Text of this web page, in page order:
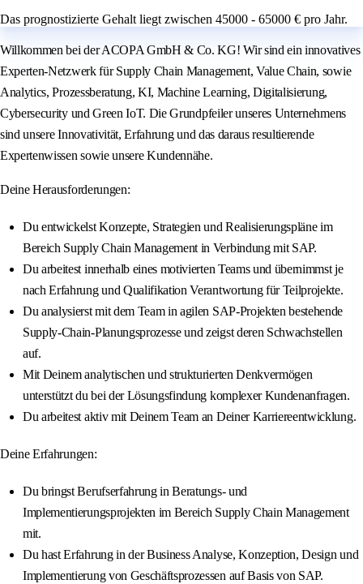
Das prognostizierte Gehalt liegt zwischen 45000 - 65000 € pro Jahr.
Willkommen bei der ACOPA GmbH & Co. KG! Wir sind ein innovatives
Experten-Netzwerk für Supply Chain Management, Value Chain, sowie
Analytics, Prozessberatung, KI, Machine Learning, Digitalisierung,
Cybersecurity und Green IoT. Die Grundpfeiler unseres Unternehmens
sind unsere Innovativität, Erfahrung und das daraus resultierende
Expertenwissen sowie unsere Kundennähe.
Deine Herausforderungen:
Du entwickelst Konzepte, Strategien und Realisierungspläne im
Bereich Supply Chain Management in Verbindung mit SAP.
Du arbeitest innerhalb eines motivierten Teams und übernimmst je
nach Erfahrung und Qualifikation Verantwortung für Teilprojekte.
Du analysierst mit dem Team in agilen SAP-Projekten bestehende
Supply-Chain-Planungsprozesse und zeigst deren Schwachstellen
auf.
Mit Deinem analytischen und strukturierten Denkvermögen
unterstützt du bei der Lösungsfindung komplexer Kundenanfragen.
Du arbeitest aktiv mit Deinem Team an Deiner Karriereentwicklung.
Deine Erfahrungen:
Du bringst Berufserfahrung in Beratungs- und
Implementierungsprojekten im Bereich Supply Chain Management
mit.
Du hast Erfahrung in der Business Analyse, Konzeption, Design und
Implementierung von Geschäftsprozessen auf Basis von SAP.